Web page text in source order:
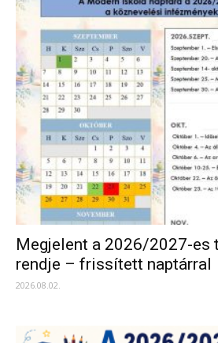
Megjelent a 2026/2027-es
rendje – frissített naptárral
2026.08.02.